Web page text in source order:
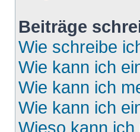
Beiträge
Wie schreibe
Wie kann ich
Wie kann ich
Wie kann ich
Wieso kann